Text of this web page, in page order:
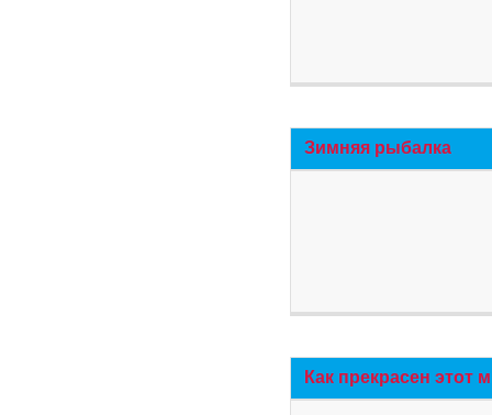
Зимняя рыбалка
Как прекрасен этот